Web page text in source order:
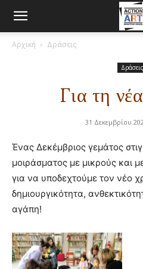
Αρχική Δράσεις
Δράσεις
Για τη
31 Δεκεμβρίου
Ένας Δεκέμβριος γεμάτος
μοιράσματος με μικρούς και
για να υποδεχτούμε τον νέο
δημιουργικότητα,
αγάπη!